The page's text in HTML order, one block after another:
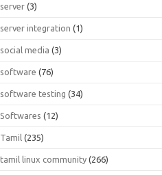
server (3)
server integration (1)
social media (3)
software (76)
software testing (34)
Softwares (12)
Tamil (235)
tamil linux community (266)